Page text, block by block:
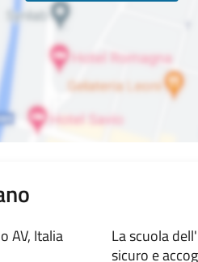
AV, Italia
La scuola
sicuro e